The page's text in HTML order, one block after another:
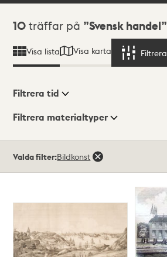
Sökresultat
10 träffar på Svensk handel
Visa lista Visa karta Filtrera
Visningsläge
Filtrera tid
Filtrera materialtyper
träffar
Valda filter:Bildkonst